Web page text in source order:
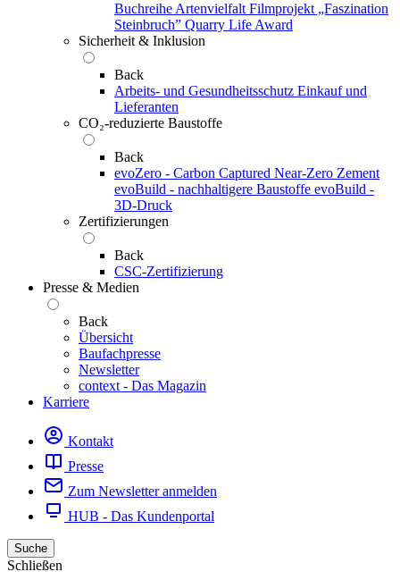
Buchreihe Artenvielfalt Filmprojekt „Faszination
Steinbruch” Quarry Life Award
Sicherheit & Inklusion
Back
Arbeits- und Gesundheitsschutz Einkauf und
Lieferanten
CO₂-reduzierte Baustoffe
Back
evoZero - Carbon Captured Near-Zero Zement
evoBuild - nachhaltigere Baustoffe evoBuild -
3D-Druck
Zertifizierungen
Back
CSC-Zertifizierung
Presse & Medien
Back
Übersicht
Baufachpresse
Newsletter
context - Das Magazin
Karriere
Kontakt
Presse
Zum Newsletter anmelden
HUB - Das Kundenportal
Suche
Schließen